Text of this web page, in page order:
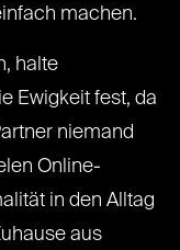
machen.
halte
Ewigkeit fest, da
niemand
Online-
in den Alltag
aus